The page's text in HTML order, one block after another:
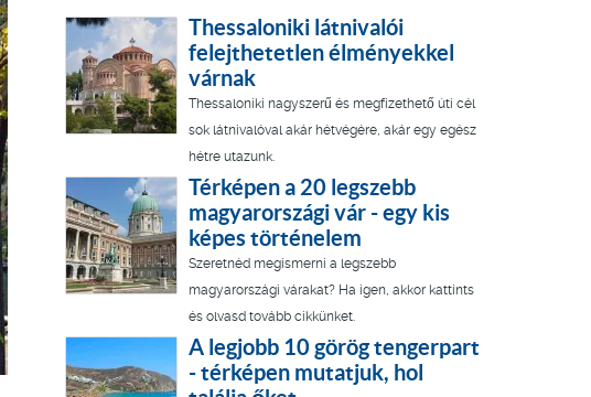
Thessaloniki látnivalói
felejthetetlen élményekkel
várnak
Thessaloniki nagyszerű és megfizethető úti cél
sok látnivalóval akár hétvégére, akár egy egész
hétre utazunk.
Térképen a 20 legszebb
magyarországi vár - egy kis
képes történelem
Szeretnéd megismerni a legszebb
magyarországi várakat? Ha igen, akkor kattints
és olvasd tovább cikkünket.
A legjobb 10 görög tengerpart
- térképen mutatjuk, hol